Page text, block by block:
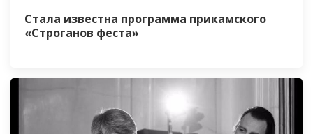
Стала известна программа прикамского
«Строганов феста»